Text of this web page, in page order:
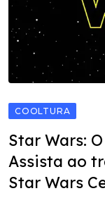
COOLTURA
Star Wars:
Assista ao
Star Wars